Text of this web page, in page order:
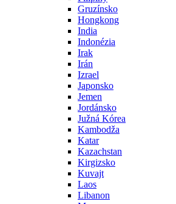
Gruzínsko
Hongkong
India
Indonézia
Irak
Irán
Izrael
Japonsko
Jemen
Jordánsko
Južná Kórea
Kambodža
Katar
Kazachstan
Kirgizsko
Kuvajt
Laos
Libanon